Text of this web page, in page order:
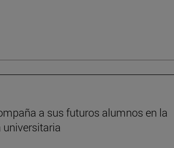
a sus futuros alumnos en la